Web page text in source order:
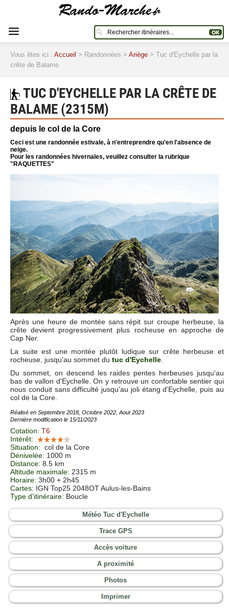
Vous êtes ici : Accueil > Randonnées > Ariège > Tuc d'Eychelle par la
crête de Balame
TUC D'EYCHELLE PAR LA CRÊTE DE
BALAME (2315M)
depuis le col de la Core
Ceci est une randonnée estivale, à n'entreprendre qu'en l'absence de
neige.
Pour les randonnées hivernales, veuillez consulter la rubrique
"RAQUETTES"
Après une heure de montée sans répit sur croupe herbeuse, la
crête devient progressivement plus rocheuse en approche de
Cap Ner.
La suite est une montée plutôt ludique sur crête herbeuse et
rocheuse, jusqu'au sommet du tuc d'Eychelle
Du sommet, on descend les raides pentes herbeuses jusqu'au
bas de vallon d'Eychelle. On y retrouve un confortable sentier qui
nous conduit sans difficulté jusqu'au joli étang d'Eychelle, puis au
col de la Core.
Réalisé en Septembre 2018, Octobre 2022, Aout 2023
Dernière modification le 15/11/2023
Cotation: T6
Intérêt:
Situation: col de la Core
Dénivelée: 1000 m
Distance: 8.5 km
Altitude maximale: 2315 m
Horaire: 3h00 + 2h45
Cartes: IGN Top25 2048OT Aulus-les-Bains
Type d'itinéraire: Boucle
Météo Tuc d'Eychelle
Trace GPS
Accès voiture
A proximité
Photos
Imprimer